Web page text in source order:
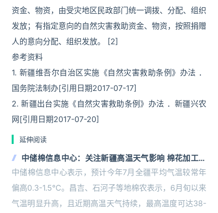
资金、物资，由受灾地区民政部门统一调拨、分配、组织
发放；有指定意向的自然灾害救助资金、物资，按照捐赠
人的意向分配、组织发放。 [2]
参考资料
1. 新疆维吾尔自治区实施《自然灾害救助条例》办法 ．
国务院法制办[引用日期2017-07-17]
2. 新疆出台实施《自然灾害救助条例》办法 ．新疆兴农
网[引用日期2017-07-20]
延伸阅读
中储棉信息中心：关注新疆高温天气影响 棉花加工企
业移库稀少
中储棉信息中心表示，预计今年7月全疆平均气温较常年
偏高0.3-1.5℃。昌吉、石河子等地棉农表示，6月旬以来
气温明显升高，且近期高温天气持续，最高温度可达38-